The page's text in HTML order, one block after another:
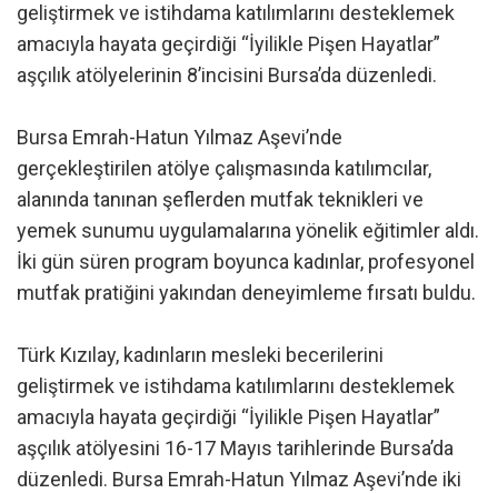
geliştirmek ve istihdama katılımlarını desteklemek
amacıyla hayata geçirdiği “İyilikle Pişen Hayatlar”
aşçılık atölyelerinin 8’incisini Bursa’da düzenledi.
Bursa Emrah-Hatun Yılmaz Aşevi’nde
gerçekleştirilen atölye çalışmasında katılımcılar,
alanında tanınan şeflerden mutfak teknikleri ve
yemek sunumu uygulamalarına yönelik eğitimler aldı.
İki gün süren program boyunca kadınlar, profesyonel
mutfak pratiğini yakından deneyimleme fırsatı buldu.
Türk Kızılay, kadınların mesleki becerilerini
geliştirmek ve istihdama katılımlarını desteklemek
amacıyla hayata geçirdiği “İyilikle Pişen Hayatlar”
aşçılık atölyesini 16-17 Mayıs tarihlerinde Bursa’da
düzenledi. Bursa Emrah-Hatun Yılmaz Aşevi’nde iki